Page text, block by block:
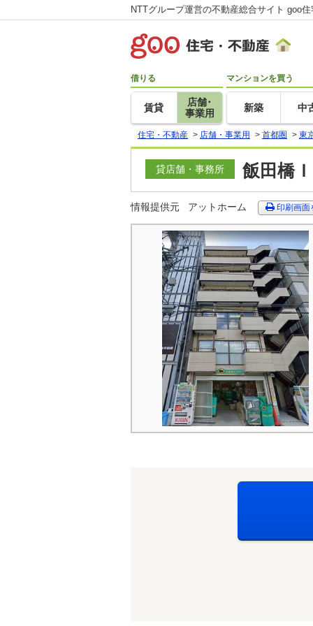
NTTグループ運営の不動産総合サイト goo
借りる
賃貸
店舗･
事業用
マンションを買う
新築 中
住宅・不動産 > 店舗・事業用 > 首都圏 > 東
貸店舗・事務所 飯田橋
情報提供元 アットホーム 印刷画面